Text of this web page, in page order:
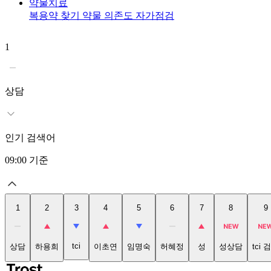
약물치료
복용약 찾기 약물 의존도 자가점검
1
상담
인기 검색어
09:00 기준
1
상담
2
하용희
3
tci
4
이초연
5
임명숙
6
허혜정
7
성
8
성상담
9
tci